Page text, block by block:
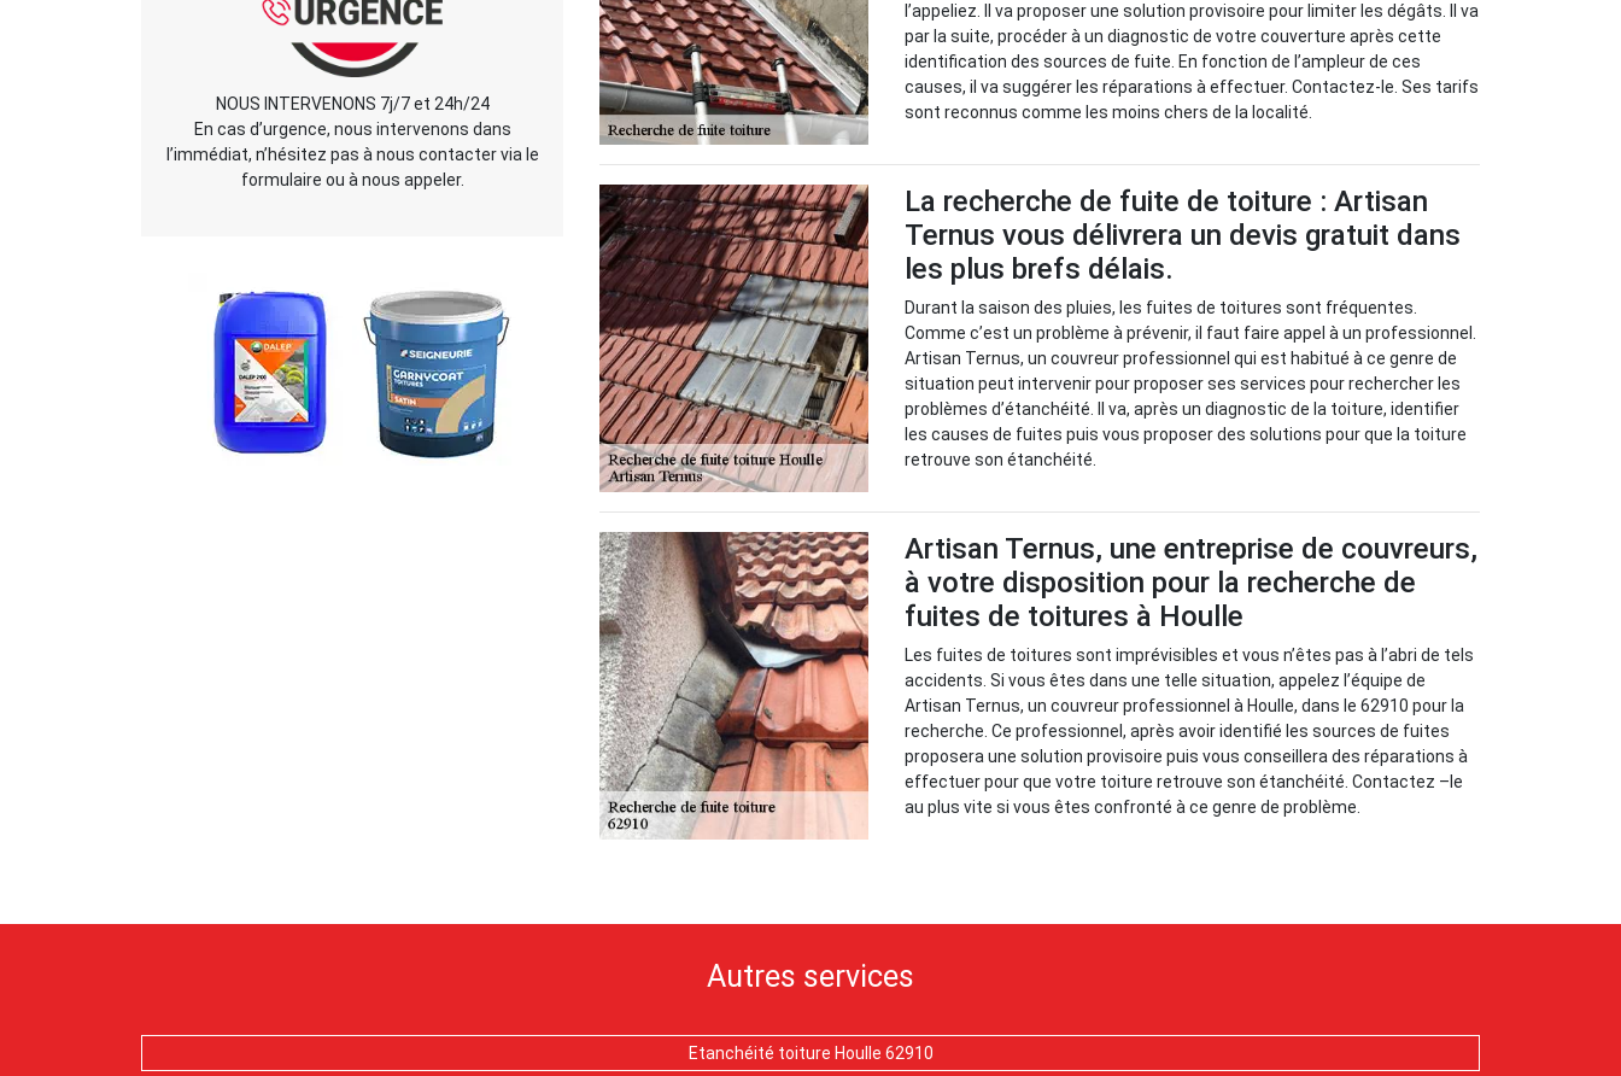
NOUS INTERVENONS 7j/7 et 24h/24
En cas d’urgence, nous intervenons dans
l’immédiat, n’hésitez pas à nous contacter via le
formulaire ou à nous appeler.
l’appeliez. Il va proposer une solution provisoire pour limiter les dégâts. Il va
par la suite, procéder à un diagnostic de votre couverture après cette
identification des sources de fuite. En fonction de l’ampleur de ces
causes, il va suggérer les réparations à effectuer. Contactez-le. Ses tarifs
sont reconnus comme les moins chers de la localité.
La recherche de fuite de toiture : Artisan
Ternus vous délivrera un devis gratuit dans
les plus brefs délais.
Durant la saison des pluies, les fuites de toitures sont fréquentes.
Comme c’est un problème à prévenir, il faut faire appel à un professionnel.
Artisan Ternus, un couvreur professionnel qui est habitué à ce genre de
situation peut intervenir pour proposer ses services pour rechercher les
problèmes d’étanchéité. Il va, après un diagnostic de la toiture, identifier
les causes de fuites puis vous proposer des solutions pour que la toiture
retrouve son étanchéité.
Artisan Ternus, une entreprise de couvreurs,
à votre disposition pour la recherche de
fuites de toitures à Houlle
Les fuites de toitures sont imprévisibles et vous n’êtes pas à l’abri de tels
accidents. Si vous êtes dans une telle situation, appelez l’équipe de
Artisan Ternus, un couvreur professionnel à Houlle, dans le 62910 pour la
recherche. Ce professionnel, après avoir identifié les sources de fuites
proposera une solution provisoire puis vous conseillera des réparations à
effectuer pour que votre toiture retrouve son étanchéité. Contactez –le
au plus vite si vous êtes confronté à ce genre de problème.
Autres services
Etanchéité toiture Houlle 62910